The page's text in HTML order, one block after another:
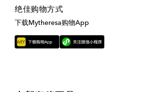
绝佳购物方式
下载Mytheresa购物App